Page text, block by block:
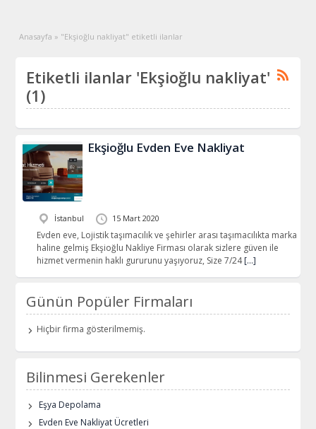
Anasayfa » "Ekşioğlu nakliyat" etiketli ilanlar
Etiketli ilanlar 'Ekşioğlu nakliyat'
(1)
Ekşioğlu Evden Eve Nakliyat
İstanbul 15 Mart 2020
Evden eve, Lojistik taşımacılık ve şehirler arası taşımacılıkta marka
haline gelmiş Ekşioğlu Nakliye Firması olarak sizlere güven ile
hizmet vermenin haklı gururunu yaşıyoruz, Size 7/24[…]
Günün Popüler Firmaları
Hiçbir firma gösterilmemiş.
Bilinmesi Gerekenler
Eşya Depolama
Evden Eve Nakliyat Ücretleri